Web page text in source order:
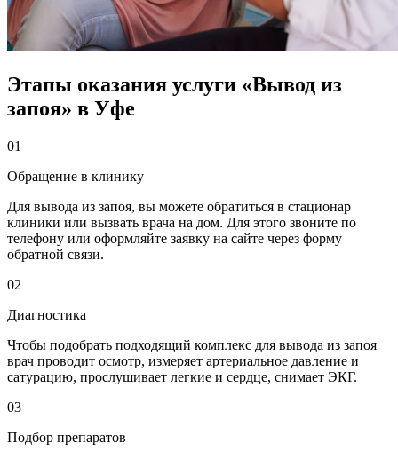
Этапы оказания услуги «Вывод из
запоя» в Уфе
01
Обращение в клинику
Для вывода из запоя, вы можете обратиться в стационар
клиники или вызвать врача на дом. Для этого звоните по
телефону или оформляйте заявку на сайте через форму
обратной связи.
02
Диагностика
Чтобы подобрать подходящий комплекс для вывода из запоя
врач проводит осмотр, измеряет артериальное давление и
сатурацию, прослушивает легкие и сердце, снимает ЭКГ.
03
Подбор препаратов